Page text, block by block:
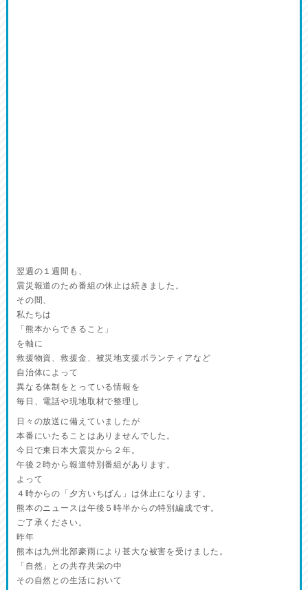
翌週の１週間も、
震災報道のため番組の休止は続きました。
その間、
私たちは
「熊本からできること」
を軸に
救援物資、救援金、被災地支援ボランティアなど
自治体によって
異なる体制をとっている情報を
毎日、電話や現地取材で整理し
日々の放送に備えていましたが
本番にいたることはありませんでした。
今日で東日本大震災から２年。
午後２時から報道特別番組があります。
よって
４時からの「夕方いちばん」は休止になります。
熊本のニュースは午後５時半からの特別編成です。
ご了承ください。
昨年
熊本は九州北部豪雨により甚大な被害を受けました。
「自然」との共存共栄の中
その自然との生活において